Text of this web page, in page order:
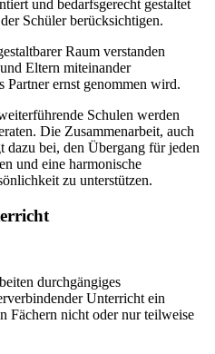
und bedarfsgerecht gestaltet
Schüler berücksichtigen.
Raum verstanden
Eltern miteinander
ernst genommen wird.
Schulen werden
Die Zusammenarbeit, auch
dazu bei, den Übergang für jeden
und eine harmonische
zu unterstützen.
durchgängiges
Unterricht ein
Fächern nicht oder nur teilweise